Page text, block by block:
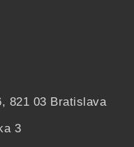
821 03 Bratislava
3